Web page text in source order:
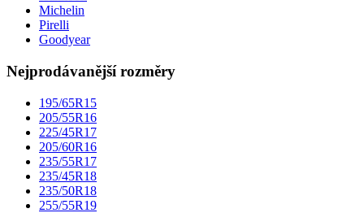
Michelin
Pirelli
Goodyear
Nejprodávanější rozměry
195/65R15
205/55R16
225/45R17
205/60R16
235/55R17
235/45R18
235/50R18
255/55R19